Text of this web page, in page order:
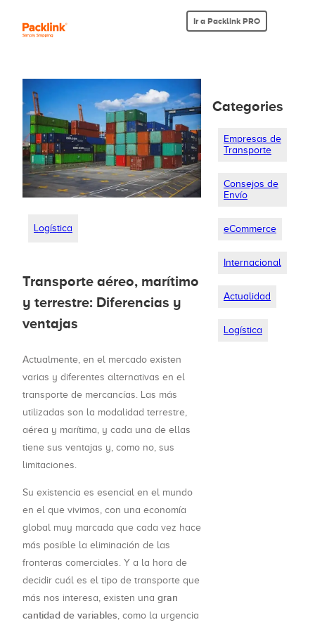
Ir a Packlink PRO
Logística
Transporte aéreo, marítimo
y terrestre: Diferencias y
ventajas
Actualmente, en el mercado existen
varias y diferentes alternativas en el
transporte de mercancías. Las más
utilizadas son la modalidad terrestre,
aérea y marítima, y cada una de ellas
tiene sus ventajas y, como no, sus
limitaciones.
Su existencia es esencial en el mundo
en el que vivimos, con una economía
global muy marcada que cada vez hace
más posible la eliminación de las
fronteras comerciales. Y a la hora de
decidir cuál es el tipo de transporte que
más nos interesa, existen una gran
cantidad de variables, como la urgencia
Categories
Empresas de
Transporte
Consejos de
Envío
eCommerce
Internacional
Actualidad
Logística